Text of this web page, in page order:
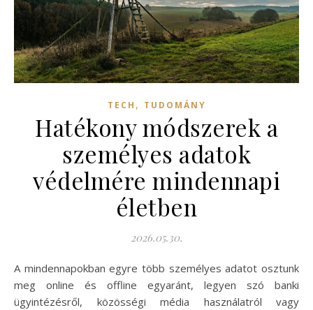
TECH , TUDOMÁNY
Hatékony módszerek a
személyes adatok
védelmére mindennapi
életben
2026.05.30.
A mindennapokban egyre több személyes adatot osztunk
meg online és offline egyaránt, legyen szó banki
ügyintézésről, közösségi média használatról vagy